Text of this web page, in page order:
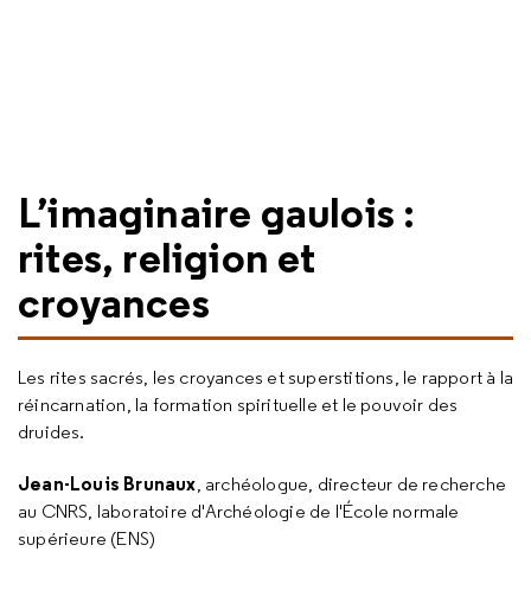
L’imaginaire gaulois :
rites, religion et
croyances
Les rites sacrés, les croyances et superstitions, le rapport à la
réincarnation, la formation spirituelle et le pouvoir des
druides.
Jean-Louis Brunaux, archéologue, directeur de recherche
au CNRS, laboratoire d'Archéologie de l'École normale
supérieure (ENS)